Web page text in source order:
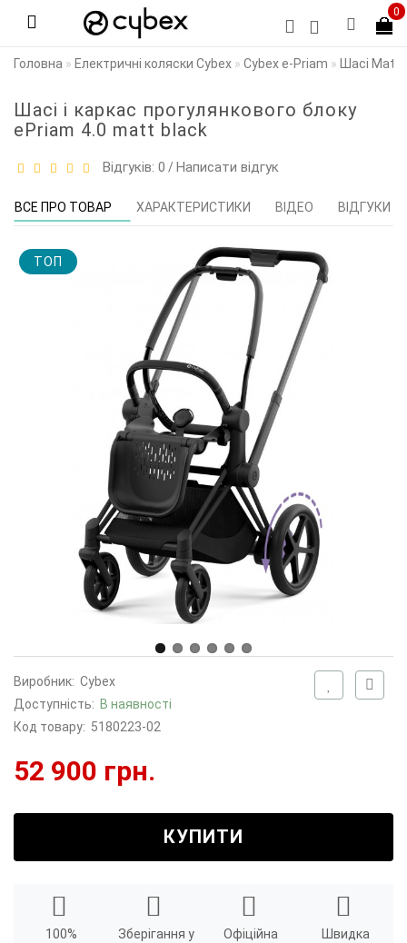
0
Головна Електричні коляски Cybex Cybex e-Priam Шасі Matt
Шасі і каркас прогулянкового блоку
ePriam 4.0 matt black
Відгуків: 0 /Написати відгук
ВСЕ ПРО ТОВАР ХАРАКТЕРИСТИКИ ВІДЕО ВІДГУКИ
TOП
Виробник: Cybex
Доступність: В наявності
Код товару: 5180223-02
52 900 грн.
КУПИТИ
100%
Зберігання у
Офіційна
Швидка